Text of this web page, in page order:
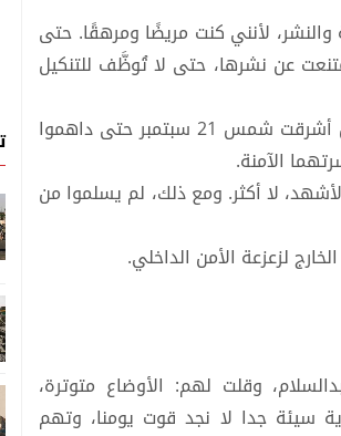
توقفت عن الكتابة والنشر، لأنني كنت مريضًا ومرهقًا. حتى
عن نشرها، حتى لا تُوظَّف للتنكيل
أردت الصمت، لعلهم يتركوننا وشأننا. لكن الصمت لم يَشفع لنا، فما إن أشرقت شمس 21 سبتمبر حتى داهموا
الآمنة.
لا أكثر. ومع ذلك، لم يسلموا من
لزعزعة الأمن الداخلي.
وقلت لهم: الأوضاع متوترة،
سيئة جدا لا نجد قوت يومنا، وتهم